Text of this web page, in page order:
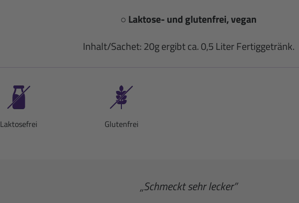
○ Laktose- und glutenfrei, vegan
Inhalt/Sachet: 20g ergibt ca. 0,5 Liter Fertiggetränk.
Laktosefrei Glutenfrei
„Schmeckt sehr lecker”